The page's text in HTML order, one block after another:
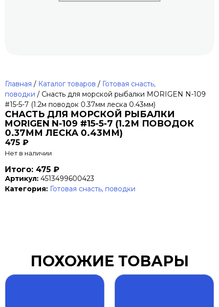
Главная / Каталог товаров / Готовая снасть,
поводки / Снасть для морской рыбалки MORIGEN N-109
#15-5-7 (1.2м поводок 0.37мм леска 0.43мм)
СНАСТЬ ДЛЯ МОРСКОЙ РЫБАЛКИ
MORIGEN N-109 #15-5-7 (1.2М ПОВОДОК
0.37ММ ЛЕСКА 0.43ММ)
475 ₽
Нет в наличии
Итого: 475 ₽
Артикул: 4513499600423
Категория: Готовая снасть, поводки
ПОХОЖИЕ ТОВАРЫ